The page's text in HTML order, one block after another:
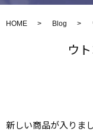
HOME Blog
ウ
新しい商品が入りまし